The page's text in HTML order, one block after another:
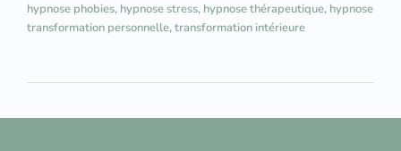
hypnose phobies, hypnose stress, hypnose thérapeutique, hypnose
transformation personnelle,transformation intérieure